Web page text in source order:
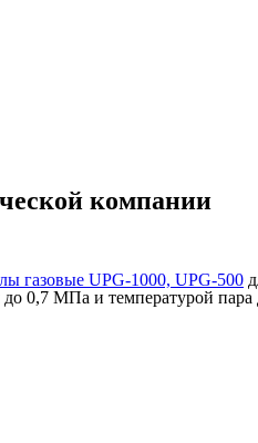
компании
газовые UPG-1000, UPG-500
до 0,7 МПа и температурой пара